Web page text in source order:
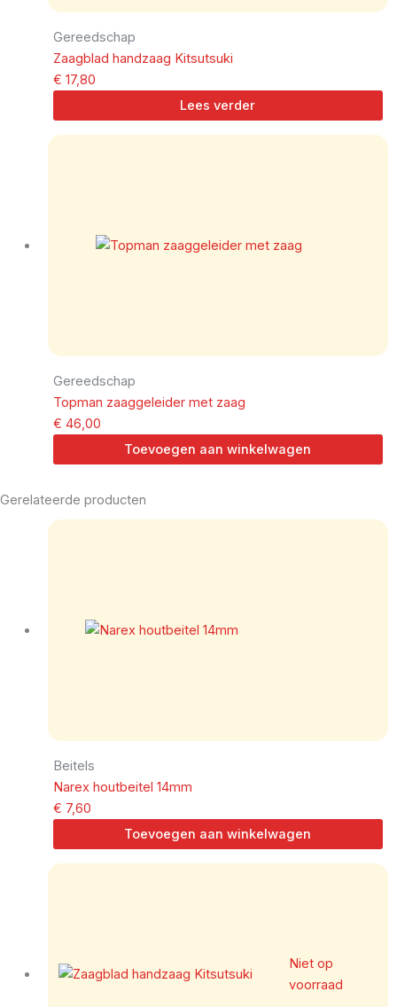
Gereedschap
Zaagblad handzaag Kitsutsuki
€ 17,80
Lees verder
Gereedschap
Topman zaaggeleider met zaag
€ 46,00
Toevoegen aan winkelwagen
Gerelateerde producten
Beitels
Narex houtbeitel 14mm
€ 7,60
Toevoegen aan winkelwagen
Niet op
voorraad